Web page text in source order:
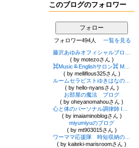
このブログのフォロワー
フォロー
フォロワー494人
一覧を見る
( by motezoさん )
( by melliflous325さん )
( by hello-nyansさん )
お部屋の魔法 ブログ
( by oheyanomahouさん )
( by imaiaminoblogさん )
miyumiyuのブログ
( by mt903015さん )
( by kaiteki-marisroomさん )